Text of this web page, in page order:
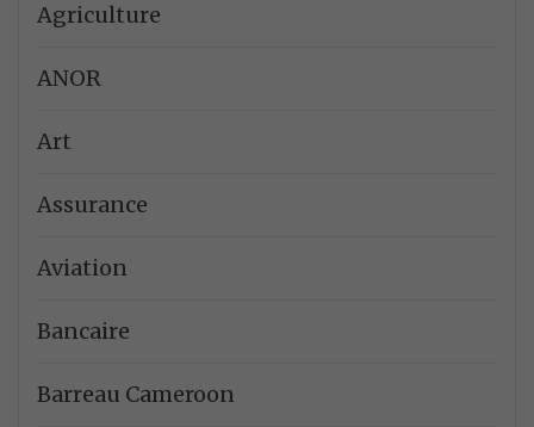
Agriculture
ANOR
Art
Assurance
Aviation
Bancaire
Barreau Cameroon